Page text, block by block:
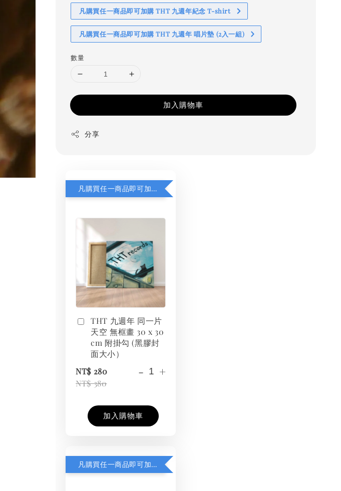
凡購買任一商品即可加購 THT 九週年紀念 T-shirt
凡購買任一商品即可加購 THT 九週年 唱片墊 (2入一組)
數量
加入購物車
分享
凡購買任一商品即可加購 THT 九週年 同一片天空 無框畫 30 x 30 cm 附掛勾 (黑膠封面大小）
THT 九週年 同一片
天空 無框畫 30 x 30
cm 附掛勾 (黑膠封
面大小）
NT$ 280
NT$ 380
- +
加入購物車
凡購買任一商品即可加購 THT 九週年紀念 T-shirt